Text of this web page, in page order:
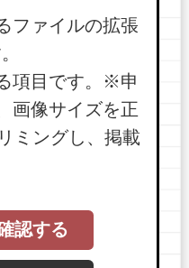
ファイルの拡張
項目です。※申
画像サイズを正
ミングし、掲載